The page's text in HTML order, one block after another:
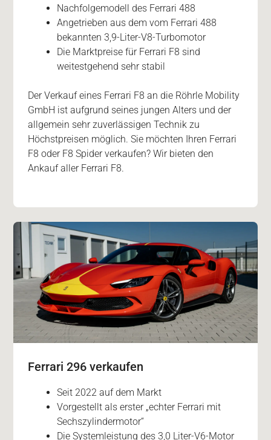
Nachfolgemodell des Ferrari 488
Angetrieben aus dem vom Ferrari 488
bekannten 3,9-Liter-V8-Turbomotor
Die Marktpreise für Ferrari F8 sind
weitestgehend sehr stabil
Der Verkauf eines Ferrari F8 an die Röhrle Mobility
GmbH ist aufgrund seines jungen Alters und der
allgemein sehr zuverlässigen Technik zu
Höchstpreisen möglich. Sie möchten Ihren Ferrari
F8 oder F8 Spider verkaufen? Wir bieten den
Ankauf aller Ferrari F8.
Ferrari 296 verkaufen
Seit 2022 auf dem Markt
Vorgestellt als erster „echter Ferrari mit
Sechszylindermotor“
Die Systemleistung des 3,0 Liter-V6-Motor